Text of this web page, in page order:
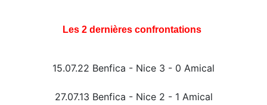
Les 2 dernières confrontations
15.07.22 Benfica - Nice 3 - 0 Amical
27.07.13 Benfica - Nice 2 - 1 Amical